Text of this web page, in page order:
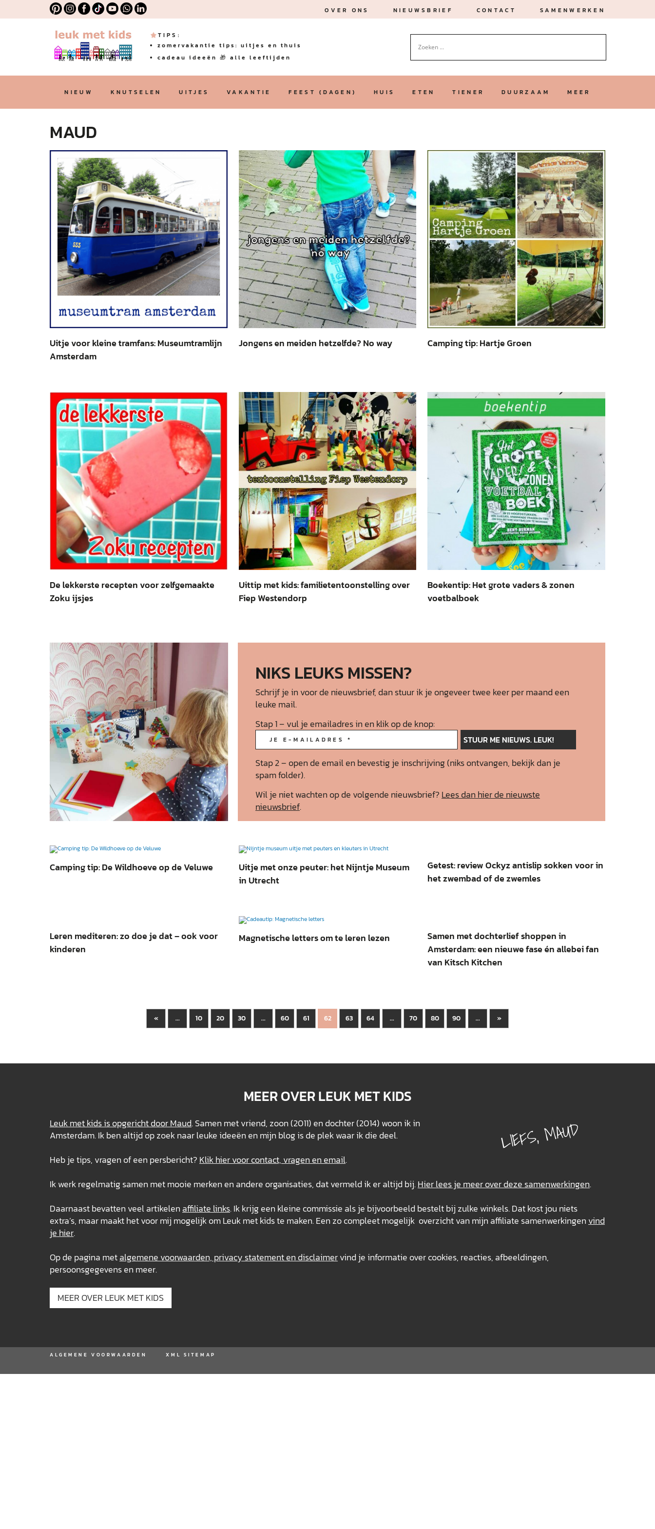
OVER ONS NIEUWSBRIEF CONTACT SAMENWERKEN
TIPS:
zomervakantie tips: uitjes en thuis
cadeau ideeën 🎁 alle leeftijden
NIEUW KNUTSELEN UITJES VAKANTIE FEEST (DAGEN) HUIS ETEN TIENER DUURZAAM MEER
MAUD
Uitje voor kleine tramfans: Museumtramlijn
Amsterdam
Jongens en meiden hetzelfde? No way Camping tip: Hartje Groen
De lekkerste recepten voor zelfgemaakte
Zoku ijsjes
Uittip met kids: familietentoonstelling over
Fiep Westendorp
Boekentip: Het grote vaders & zonen
voetbalboek
NIKS LEUKS MISSEN?
Schrijf je in voor de nieuwsbrief, dan stuur ik je ongeveer twee keer per maand een
leuke mail.
Stap 1 – vul je emailadres in en klik op de knop:
Stap 2 – open de email en bevestig je inschrijving (niks ontvangen, bekijk dan je
spam folder).
Wil je niet wachten op de volgende nieuwsbrief? Lees dan hier de nieuwste
nieuwsbrief.
Camping tip: De Wildhoeve op de Veluwe
Uitje met onze peuter: het Nijntje Museum
in Utrecht
Getest: review Ockyz antislip sokken voor in
het zwembad of de zwemles
Leren mediteren: zo doe je dat – ook voor
kinderen
Magnetische letters om te leren lezen
Samen met dochterlief shoppen in
Amsterdam: een nieuwe fase én allebei fan
van Kitsch Kitchen
« ... 10 20 30 ... 60 61 62 63 64 ... 70 80 90 ... »
MEER OVER LEUK MET KIDS
LIEFS, MAUD
Leuk met kids is opgericht door Maud. Samen met vriend, zoon (2011) en dochter (2014) woon ik in
Amsterdam. Ik ben altijd op zoek naar leuke ideeën en mijn blog is de plek waar ik die deel.
Heb je tips, vragen of een persbericht? Klik hier voor contact, vragen en email.
Ik werk regelmatig samen met mooie merken en andere organisaties, dat vermeld ik er altijd bij.Hier lees je meer over deze samenwerkingen.
Daarnaast bevatten veel artikelen affiliate links. Ik krijg een kleine commissie als je bijvoorbeeld bestelt bij zulke winkels. Dat kost jou niets
extra’s, maar maakt het voor mij mogelijk om Leuk met kids te maken. Een zo compleet mogelijk overzicht van mijn affiliate samenwerkingen vind
je hier.
Op de pagina metalgemene voorwaarden, privacy statement en disclaimervind je informatie over cookies, reacties, afbeeldingen,
persoonsgegevens en meer.
MEER OVER LEUK MET KIDS
ALGEMENE VOORWAARDEN XML SITEMAP